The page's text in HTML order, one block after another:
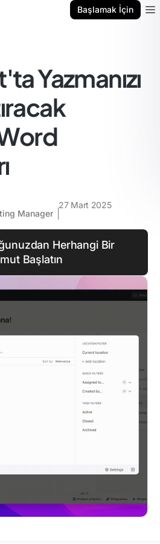
Başlamak İçin
Yazmanızı
Word
Manager
27 Mart 2025
Herhangi Bir
Başlatın